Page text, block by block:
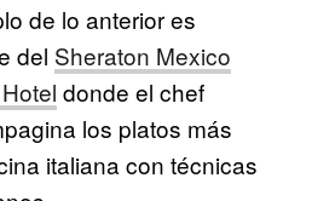
de lo anterior es
del Sheraton Mexico
donde el chef
los platos más
italiana con técnicas